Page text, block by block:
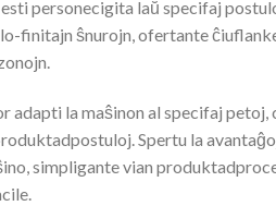
personecigita laŭ specifaj
finitajn ŝnurojn, ofertante
adapti la maŝinon al specifaj petoj,
Spertu la
simpligante vian